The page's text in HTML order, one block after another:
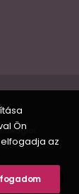
Ön
az